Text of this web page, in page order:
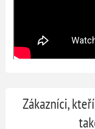
Zákazníci,